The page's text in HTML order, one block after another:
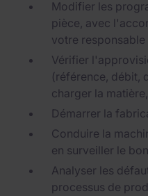
Modifier les
pièce, avec
votre
Vérifier
(référence, débit,
charger la matière,
Démarrer la
Conduire la
en surveiller le
Analyser les
processus de